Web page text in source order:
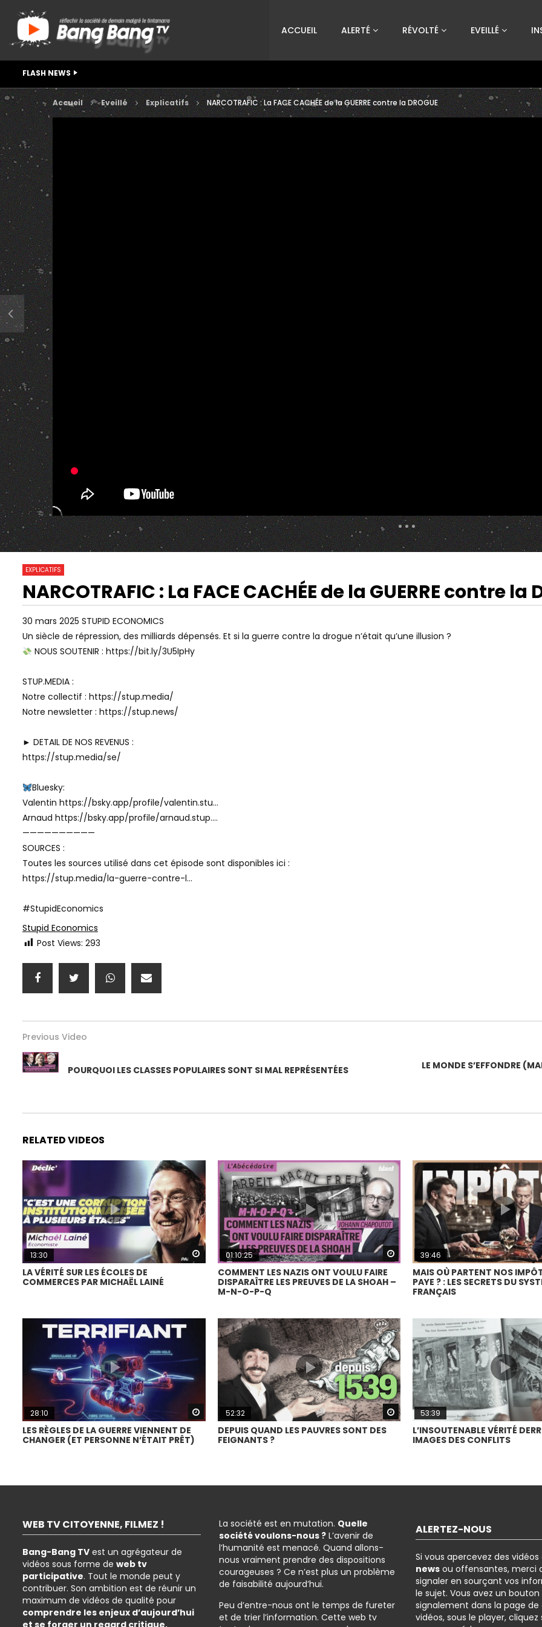
ACCUEIL ALERTÉ RÉVOLTÉ EVEILLÉ
FLASH NEWS
Accueil Eveillé Explicatifs NARCOTRAFIC : La FACE CACHÉE de la GUERRE contre la DROGUE
293 Views
10 754 0
Watch Later
13:30
LA VÉRITÉ SUR LES ÉCOLES DE
COMMERCES PAR MICHAËL LAINÉ
Watch Later
01:10:25
LA SHOAH – M-N-O-P-Q
39:46
SYSTÈME FISCAL FRANÇAIS
EXPLICATIFS
NARCOTRAFIC : La FACE CACHÉE de la GUERRE contre la
30 mars 2025 STUPID ECONOMICS
Un siècle de répression, des milliards dépensés. Et si la guerre contre la drogue n’était qu’une illusion ?
NOUS SOUTENIR : https://bit.ly/3U5IpHy
STUP.MEDIA :
Notre collectif : https://stup.media/
Notre newsletter : https://stup.news/
► DETAIL DE NOS REVENUS :
https://stup.media/se/
Bluesky:
Valentin https://bsky.app/profile/valentin.stu…
Arnaud https://bsky.app/profile/arnaud.stup….
——————————
SOURCES :
Toutes les sources utilisé dans cet épisode sont disponibles ici :
https://stup.media/la-guerre-contre-l…
#StupidEconomics
Stupid Economics
Post Views: 293
Previous Video
POURQUOI LES CLASSES POPULAIRES SONT SI MAL REPRÉSENTÉES
LE MONDE S’EFFONDRE
RELATED VIDEOS
Watch Later
13:30
LA VÉRITÉ SUR LES ÉCOLES DE
COMMERCES PAR MICHAËL LAINÉ
Watch Later
01:10:25
COMMENT LES NAZIS ONT VOULU FAIRE
DISPARAÎTRE LES PREUVES DE LA SHOAH –
M-N-O-P-Q
39:46
MAIS OÙ PARTENT NOS
PAYE ? : LES SECRETS DU
FRANÇAIS
Watch Later
28:10
LES RÈGLES DE LA GUERRE VIENNENT DE
CHANGER (ET PERSONNE N’ÉTAIT PRÊT)
Watch Later
52:32
DEPUIS QUAND LES PAUVRES SONT DES
FEIGNANTS ?
53:39
L’INSOUTENABLE VÉRITÉ
IMAGES DES CONFLITS
WEB TV CITOYENNE, FILMEZ !
Bang-Bang TV est un agrégateur de
vidéos sous forme de web tv
participative. Tout le monde peut y
contribuer. Son ambition est de réunir un
maximum de vidéos de qualité pour
comprendre les enjeux d’aujourd’hui
et se forger un regard critique,
La société est en mutation. Quelle
société voulons-nous ? L’avenir de
l’humanité est menacé. Quand allons-
nous vraiment prendre des dispositions
courageuses ? Ce n’est plus un problème
de faisabilité aujourd’hui.
Peu d’entre-nous ont le temps de fureter
et de trier l’information. Cette web tv
ALERTEZ-NOUS
Si vous apercevez des vidéos
news ou offensantes, merci
signaler en sourçant vos
le sujet. Vous avez un bouton
signalement dans la page de
vidéos, sous le player, cliquez
€